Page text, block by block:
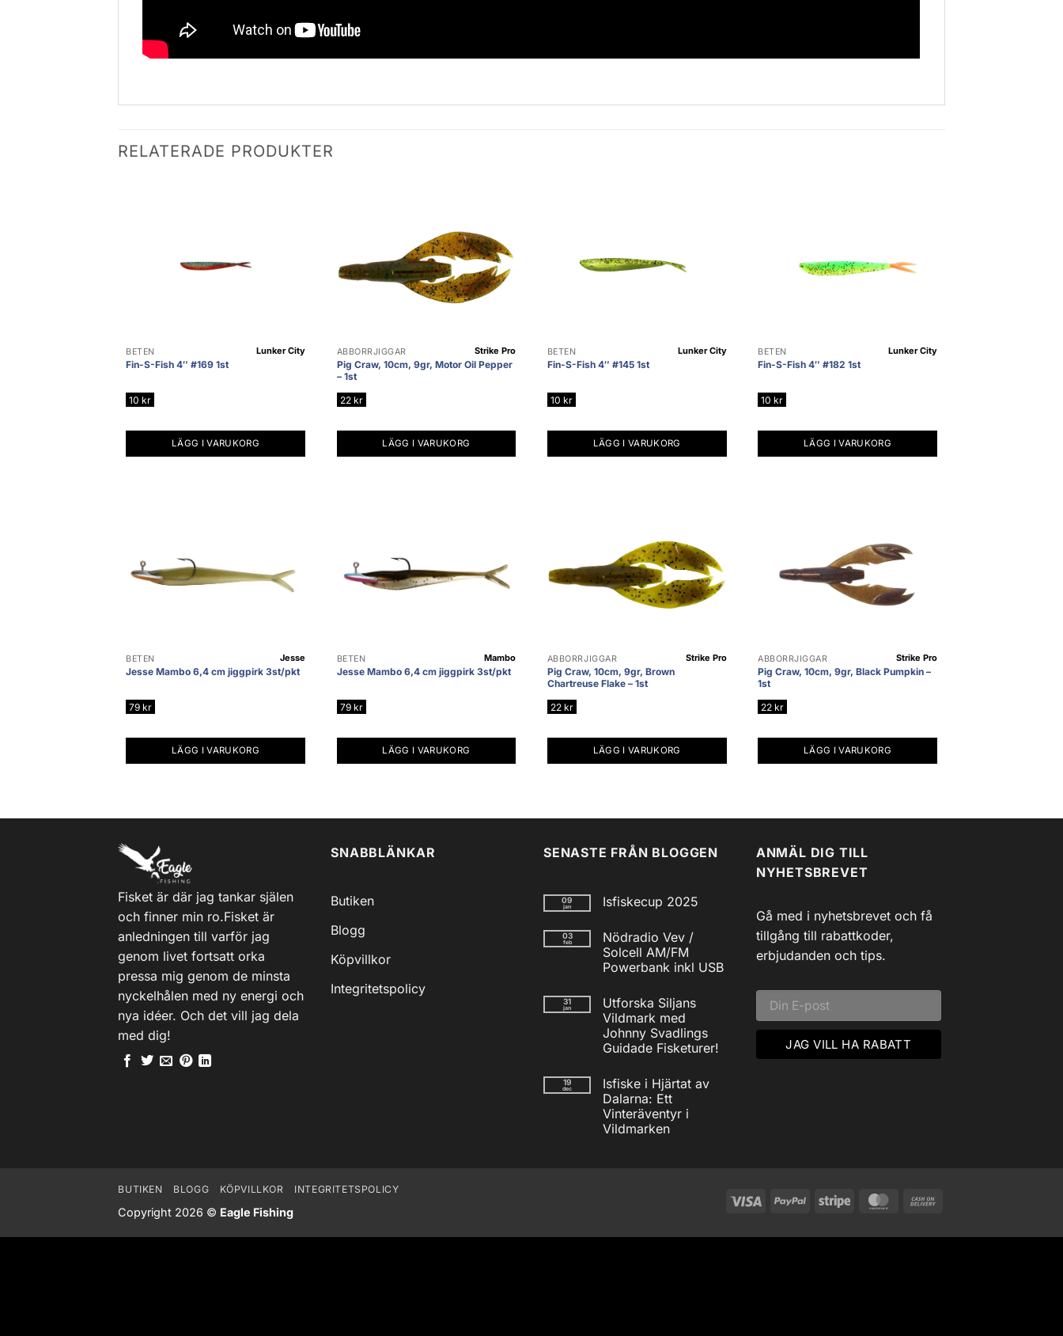
RELATERADE PRODUKTER
BETEN
Fin-S-Fish 4″ #169 1st
Lunker City
10 kr
LÄGG I VARUKORG
ABBORRJIGGAR
Pig Craw, 10cm, 9gr, Motor Oil Pepper
– 1st
Strike Pro
22 kr
LÄGG I VARUKORG
BETEN
Fin-S-Fish 4″ #145 1st
Lunker City
10 kr
LÄGG I VARUKORG
BETEN
Fin-S-Fish 4″ #182 1st
Lunker City
10 kr
LÄGG I VARUKORG
BETEN
Jesse Mambo 6,4 cm jiggpirk 3st/pkt
Jesse
79 kr
LÄGG I VARUKORG
BETEN
Jesse Mambo 6,4 cm jiggpirk 3st/pkt
Mambo
79 kr
LÄGG I VARUKORG
ABBORRJIGGAR
Pig Craw, 10cm, 9gr, Brown
Chartreuse Flake – 1st
Strike Pro
22 kr
LÄGG I VARUKORG
ABBORRJIGGAR
Pig Craw, 10cm, 9gr, Black Pumpkin –
1st
Strike Pro
22 kr
LÄGG I VARUKORG
Fisket är där jag tankar själen
och finner min ro.Fisket är
anledningen till varför jag
genom livet fortsatt orka
pressa mig genom de minsta
nyckelhålen med ny energi och
nya idéer. Och det vill jag dela
med dig!
SNABBLÄNKAR
Butiken
Blogg
Köpvillkor
Integritetspolicy
SENASTE FRÅN BLOGGEN
09
jan Isfiskecup 2025
till
Isfiskecup
2025
03
feb
Nödradio Vev /
Solcell AM/FM
Powerbank inkl USB
till
Nödradio
Vev
/
Solcell
AM/FM
inkl
USB
31
jan
Utforska Siljans
Vildmark med
Johnny Svadlings
Guidade Fisketurer!
till
Utforska
Siljans
Vildmark
med
Johnny
19
dec
Isfiske i Hjärtat av
Dalarna: Ett
Vinteräventyr i
Vildmarken
Vinteräventyr
ANMÄL DIG TILL
NYHETSBREVET
Gå med i nyhetsbrevet och få
tillgång till rabattkoder,
erbjudanden och tips.
Visa PayPal Stripe MasterCard
Delivery
BUTIKEN BLOGG KÖPVILLKOR INTEGRITETSPOLICY
Copyright 2026 © Eagle Fishing